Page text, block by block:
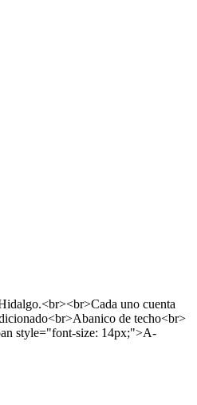
uno cuenta
de techo<br>
style="font-size: 14px;">A-